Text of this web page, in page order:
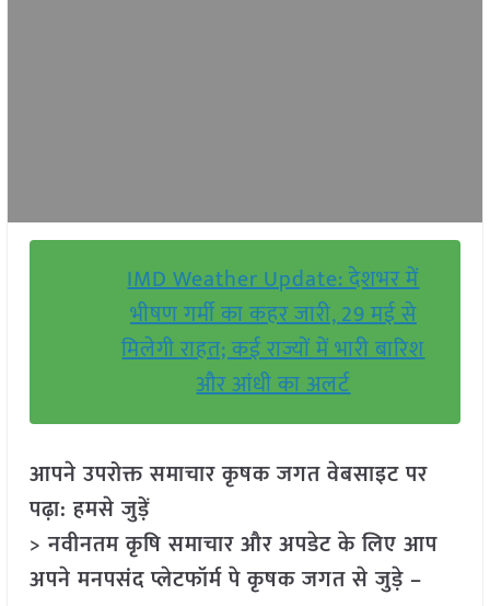
IMD Weather Update: देशभर में
भीषण गर्मी का कहर जारी, 29 मई से
मिलेगी राहत; कई राज्यों में भारी बारिश
और आंधी का अलर्ट
आपने उपरोक्त समाचार कृषक जगत वेबसाइट पर
पढ़ा: हमसे जुड़ें
> नवीनतम कृषि समाचार और अपडेट के लिए आप
अपने मनपसंद प्लेटफॉर्म पे कृषक जगत से जुड़े –